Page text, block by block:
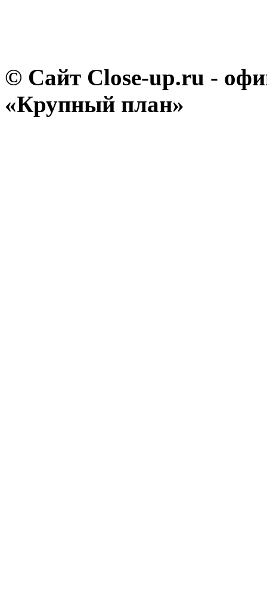
© Сайт Close-up.ru -
«Крупный план»